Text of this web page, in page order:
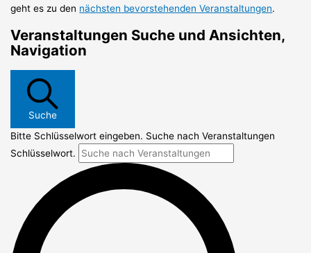
geht es zu den nächsten bevorstehenden Veranstaltungen.
Veranstaltungen Suche und Ansichten,
Navigation
Suche
Bitte Schlüsselwort eingeben. Suche nach Veranstaltungen
Schlüsselwort.